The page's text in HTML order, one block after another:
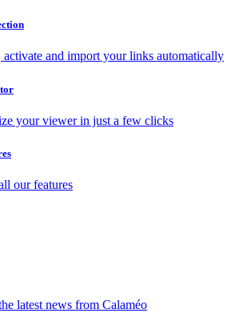
activate and import your links automatically
your viewer in just a few clicks
our features
latest news from Calaméo